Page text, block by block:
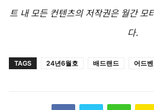
트 내 모든 컨텐츠의 저작권은 월간 모
다.
TAGS 24년6월호 배드랜드 어드